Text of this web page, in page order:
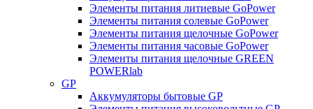
Элементы питания литиевые GoPower
Элементы питания солевые GoPower
Элементы питания щелочные GoPower
Элементы питания часовые GoPower
Элементы питания щелочные GREEN
POWERlab
GP
Аккумуляторы бытовые GP